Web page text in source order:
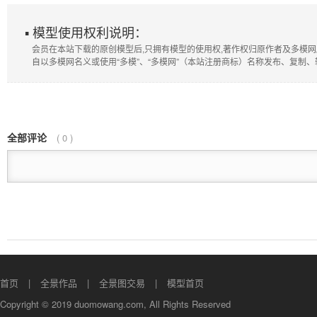
▪ 模型使用权利说明：
会员在本站下载的原创模型后,只拥有模型的使用权,著作权归原作者及多模
自以多模网名义或使用“多模”、“多模网”（本站注册商标）名称发布、复
全部评论 ( 0 )
首页 全景作品 全景图交易
模型首页
Copyright © 2019 duomowang.com, All Rights Reserved